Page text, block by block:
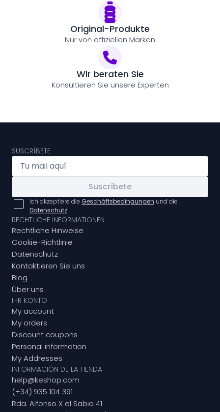
Original-Produkte
Nur von offiziellen Marken
Wir beraten Sie
Konsultieren Sie unsere Experten
SUSCRÍBETE
Suscríbete
Ich akzeptiere die Geschäftsbedingungen und die
Datenschutz
RECHTLICHE INFORMATIONEN
Rechtliche Hinweise
Cookie-Richtlinie
Datenschutz
Kontaktieren Sie uns
Blog
Über uns
IHR KONTO
My account
My orders
Discount coupons
Personal information
My Addresses
INFORMACIÓN DE LA TIENDA
help@keshop.com
(+34) 935 104 391
Rda. Alfonso X el Sabio 41